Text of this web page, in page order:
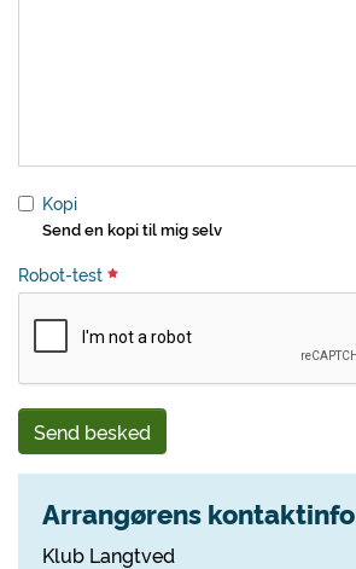
Kopi
Send en kopi til mig selv
Robot-test
Send besked
Arrangørens kontaktinfo
Klub Langtved